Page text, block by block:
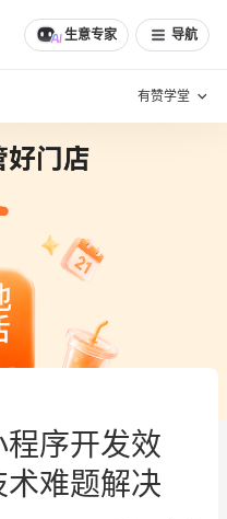
生意专家 导航
有赞学堂
法
家说
售最佳实践
售茶会
序开发效
难题解决